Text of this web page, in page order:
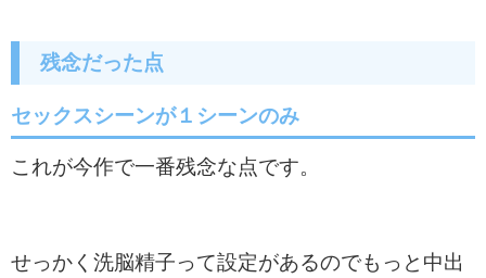
残念だった点
セックスシーンが１シーンのみ
これが今作で一番残念な点です。
せっかく洗脳精子って設定があるのでもっと中出